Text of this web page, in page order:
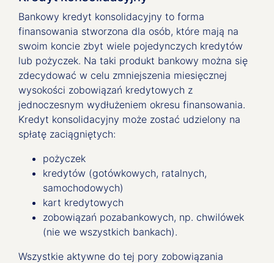
Bankowy kredyt konsolidacyjny to forma
finansowania stworzona dla osób, które mają na
swoim koncie zbyt wiele pojedynczych kredytów
lub pożyczek. Na taki produkt bankowy można się
zdecydować w celu zmniejszenia miesięcznej
wysokości zobowiązań kredytowych z
jednoczesnym wydłużeniem okresu finansowania.
Kredyt konsolidacyjny może zostać udzielony na
spłatę zaciągniętych:
pożyczek
kredytów (gotówkowych, ratalnych,
samochodowych)
kart kredytowych
zobowiązań pozabankowych, np. chwilówek
(nie we wszystkich bankach).
Wszystkie aktywne do tej pory zobowiązania